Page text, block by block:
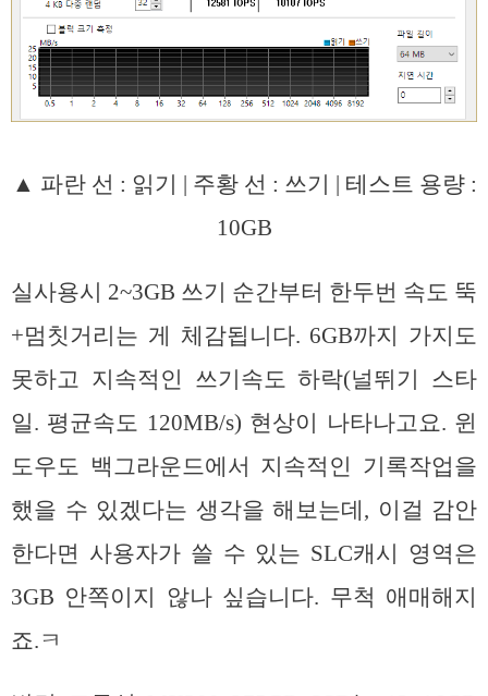
▲ 파란 선 : 읽기 | 주황 선 : 쓰기 | 테스트 용량 :
10GB
실사용시 2~3GB 쓰기 순간부터 한두번 속도 뚝
+멈칫거리는 게 체감됩니다. 6GB까지 가지도
못하고 지속적인 쓰기속도 하락(널뛰기 스타
일. 평균속도 120MB/s) 현상이 나타나고요. 윈
도우도 백그라운드에서 지속적인 기록작업을
했을 수 있겠다는 생각을 해보는데, 이걸 감안
한다면 사용자가 쓸 수 있는 SLC캐시 영역은
3GB 안쪽이지 않나 싶습니다. 무척 애매해지
죠.ㅋ